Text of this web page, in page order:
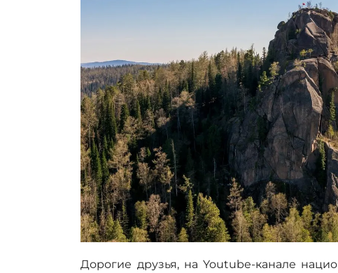
Дорогие друзья, на Youtube-канале